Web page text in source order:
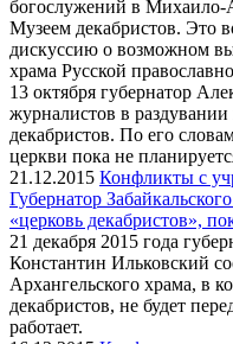
богослужений в Михаило-
Музеем декабристов. Это
дискуссию о возможном
храма Русской
13 октября губернатор
журналистов в
декабристов. По его
церкви пока не
21.12.2015 Конфликты с
Губернатор
«церковь декабристов»,
21 декабря 2015 года
Константин Ильковский
Архангельского храма, в
декабристов, не будет
работает.